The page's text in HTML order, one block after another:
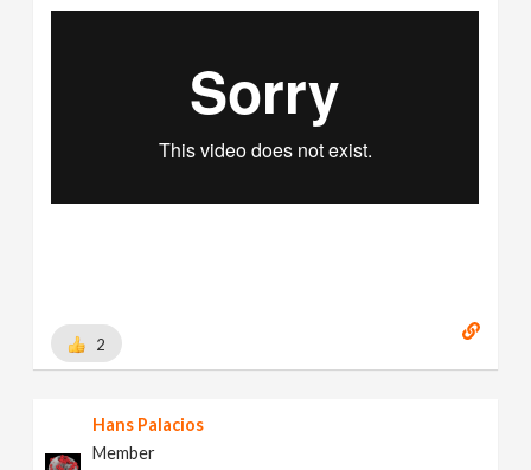
2
Hans Palacios
Member